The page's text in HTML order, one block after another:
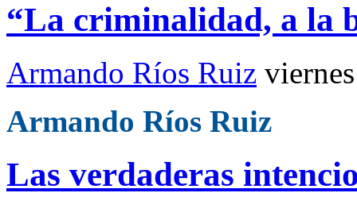
“La criminalidad, a la
Armando Ríos Ruiz
Armando Ríos Ruiz
Las verdaderas